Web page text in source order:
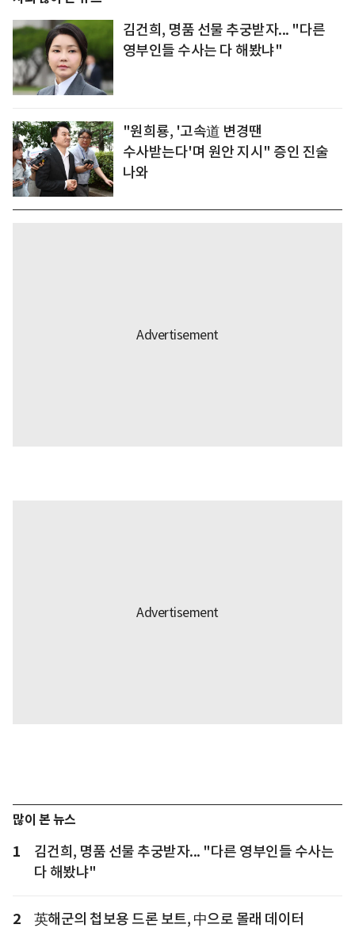
김건희, 명품 선물 추궁받자... "다른
영부인들 수사는 다 해봤냐"
"원희룡, '고속道 변경땐
수사받는다'며 원안 지시" 증인 진술
나와
많이 본 뉴스
1
김건희, 명품 선물 추궁받자... "다른 영부인들 수사는
다 해봤냐"
2
英해군의 첩보용 드론 보트, 中으로 몰래 데이터